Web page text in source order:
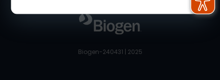
Feedback
Nutzungsbedingungen
Biogen-240431 | 2025